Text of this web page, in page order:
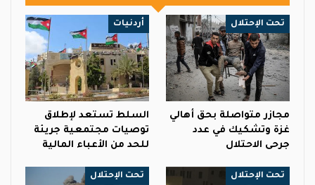
تحت الإحتلال
مجازر متواصلة بحق أهالي
غزة وتشكيك في عدد
جرحى الاحتلال
أردنيات
السلط تستعد لإطلاق
توصيات مجتمعية جريئة
للحد من الأعباء المالية
تحت الإحتلال تحت الإحتلال